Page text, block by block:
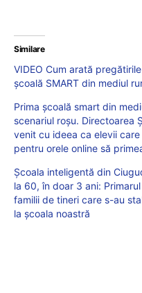
Similare
VIDEO Cum arată
școală SMART din mediul
Prima școală smart din
scenariul roșu. Directoarea
venit cu ideea ca elevii
pentru orele online să
Școala inteligentă din
la 60, în doar 3 ani:
familii de tineri care s-au
la școala noastră